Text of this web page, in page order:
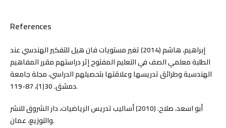
References
إبراهيم، هاشم (2014) تغير مستويات فان هيل للتفكير الهندسي عند
الطلبة معلمي الصف في التعليم المفتوح إثر دراستهم مقرر المفاهيم
الهندسية وطرائق تدريسها وعلاقتها بتحصيلهم الدراسي، مجلة جامعة
دمشق. 30(1)، 87-119.
أبو اسعد، صلاح. (2010) أساليب تدريس الرياضيات، دار الشروق للنشر
والتوزيع، عمان.